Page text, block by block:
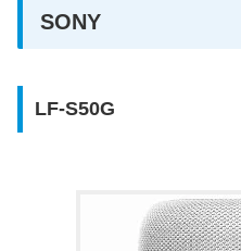
SONY
LF-S50G